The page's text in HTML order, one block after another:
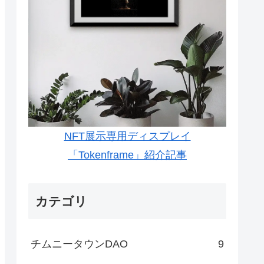
NFT展示専用ディスプレイ
「Tokenframe」紹介記事
カテゴリ
チムニータウンDAO 9